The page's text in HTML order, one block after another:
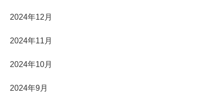
2024年12月
2024年11月
2024年10月
2024年9月